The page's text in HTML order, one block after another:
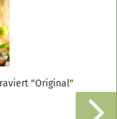
"Original"